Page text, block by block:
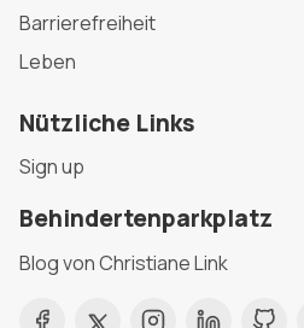
Barrierefreiheit
Leben
Nützliche Links
Sign up
Behindertenparkplatz
Blog von Christiane Link